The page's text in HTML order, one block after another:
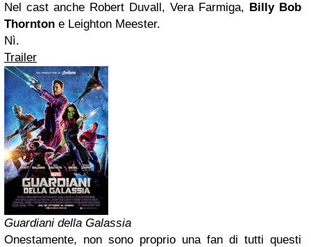
Nel cast anche Robert Duvall, Vera Farmiga, Billy Bob
Thornton e Leighton Meester.
Nì.
Trailer
Guardiani della Galassia
Onestamente, non sono proprio una fan di tutti questi